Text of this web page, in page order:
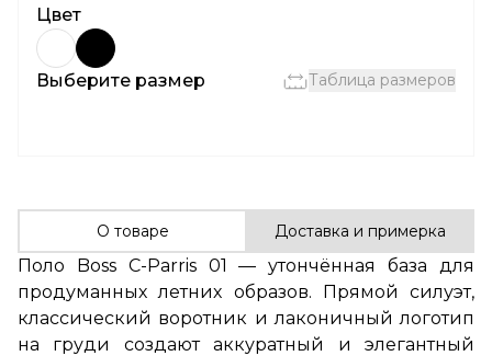
Цвет
Выберите размер Таблица размеров
О товаре Доставка и примерка
Поло Boss C-Parris 01 — утончённая база для
продуманных летних образов. Прямой силуэт,
классический воротник и лаконичный логотип
на груди создают аккуратный и элегантный